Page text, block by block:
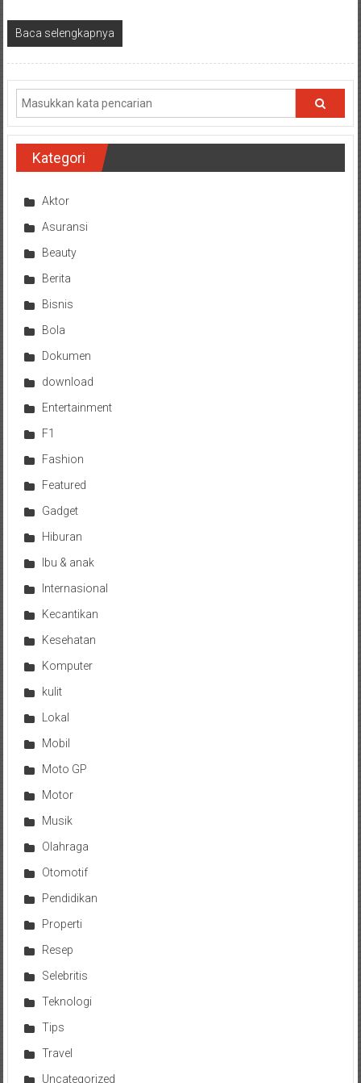
Baca selengkapnya
Kategori
Aktor
Asuransi
Beauty
Berita
Bisnis
Bola
Dokumen
download
Entertainment
F1
Fashion
Featured
Gadget
Hiburan
Ibu & anak
Internasional
Kecantikan
Kesehatan
Komputer
kulit
Lokal
Mobil
Moto GP
Motor
Musik
Olahraga
Otomotif
Pendidikan
Properti
Resep
Selebritis
Teknologi
Tips
Travel
Uncategorized